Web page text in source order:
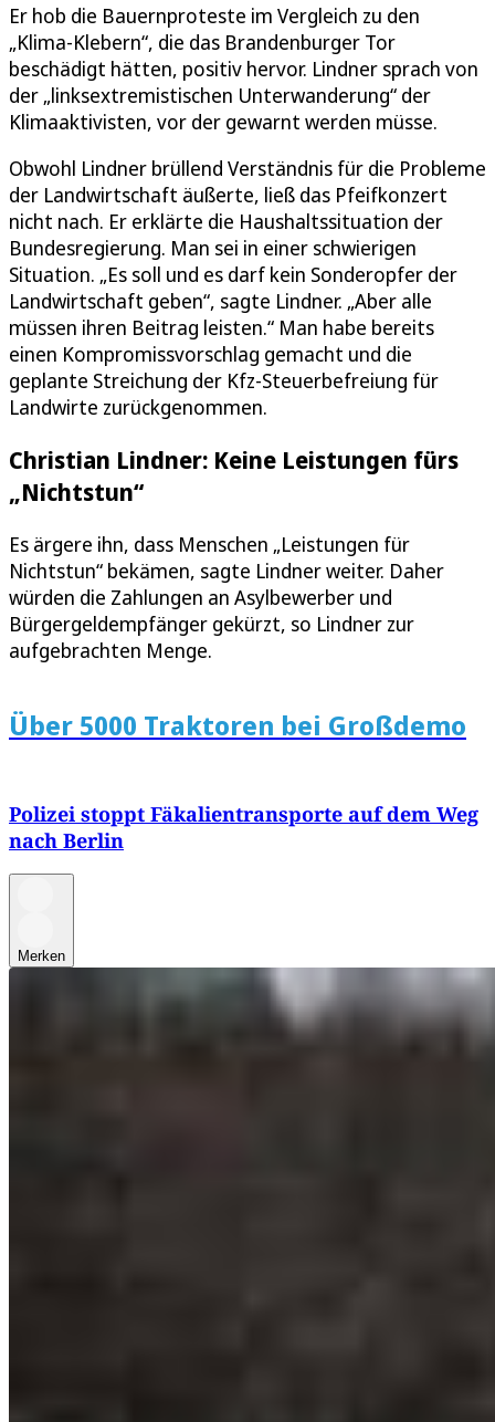
Er hob die Bauernproteste im Vergleich zu den
„Klima-Klebern“, die das Brandenburger Tor
beschädigt hätten, positiv hervor. Lindner sprach von
der „linksextremistischen Unterwanderung“ der
Klimaaktivisten, vor der gewarnt werden müsse.
Obwohl Lindner brüllend Verständnis für die Probleme
der Landwirtschaft äußerte, ließ das Pfeifkonzert
nicht nach. Er erklärte die Haushaltssituation der
Bundesregierung. Man sei in einer schwierigen
Situation. „Es soll und es darf kein Sonderopfer der
Landwirtschaft geben“, sagte Lindner. „Aber alle
müssen ihren Beitrag leisten.“ Man habe bereits
einen Kompromissvorschlag gemacht und die
geplante Streichung der Kfz-Steuerbefreiung für
Landwirte zurückgenommen.
Christian Lindner: Keine Leistungen fürs
„Nichtstun“
Es ärgere ihn, dass Menschen „Leistungen für
Nichtstun“ bekämen, sagte Lindner weiter. Daher
würden die Zahlungen an Asylbewerber und
Bürgergeldempfänger gekürzt, so Lindner zur
aufgebrachten Menge.
Über 5000 Traktoren bei Großdemo
Polizei stoppt Fäkalientransporte auf dem Weg
nach Berlin
Merken